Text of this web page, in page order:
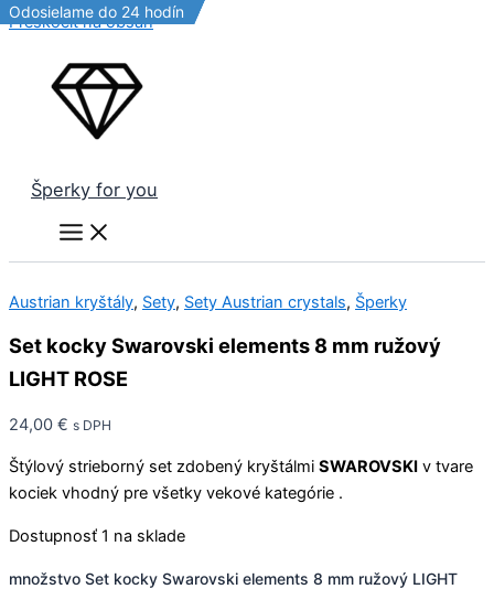
Preskočiť na obsah
Šperky for you
Odosielame do 24 hodín
Austrian kryštály, Sety, Sety Austrian crystals, Šperky
Set kocky Swarovski elements 8 mm ružový
LIGHT ROSE
24,00 € s DPH
Štýlový strieborný set zdobený kryštálmi SWAROVSKI v tvare
kociek vhodný pre všetky vekové kategórie .
Dostupnosť 1 na sklade
množstvo Set kocky Swarovski elements 8 mm ružový LIGHT
Odosielame do 24 hodín
Odosielame do 24 hodín
Odosielame do 24 hodín